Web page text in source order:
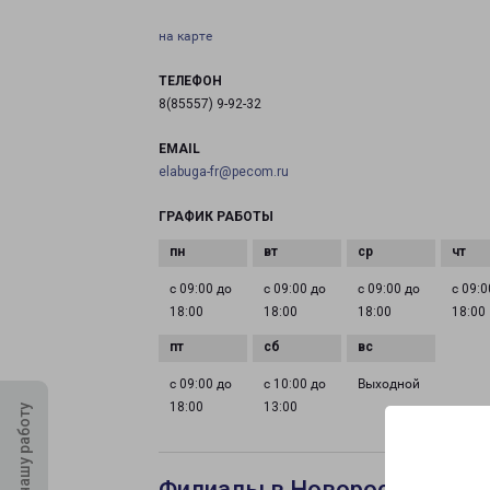
на карте
ТЕЛЕФОН
8(85557) 9-92-32
EMAIL
elabuga-fr@pecom.ru
ГРАФИК РАБОТЫ
с 09:00 до
18:00
с 09:00 до
18:00
с 09:00 до
18:00
с
18:00
с 09:00 до
18:00
с 10:00 до
13:00
Выходной